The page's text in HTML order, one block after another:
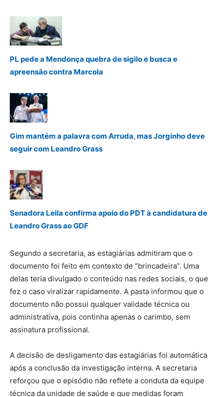
PL pede a Mendonça quebra de sigilo e busca e
apreensão contra Marcola
Gim mantém a palavra com Arruda, mas Jorginho deve
seguir com Leandro Grass
Senadora Leila confirma apoio do PDT à candidatura de
Leandro Grass ao GDF
Segundo a secretaria, as estagiárias admitiram que o
documento foi feito em contexto de “brincadeira”. Uma
delas teria divulgado o conteúdo nas redes sociais, o que
fez o caso viralizar rapidamente. A pasta informou que o
documento não possui qualquer validade técnica ou
administrativa, pois continha apenas o carimbo, sem
assinatura profissional.
A decisão de desligamento das estagiárias foi automática
após a conclusão da investigação interna. A secretaria
reforçou que o episódio não reflete a conduta da equipe
técnica da unidade de saúde e que medidas foram